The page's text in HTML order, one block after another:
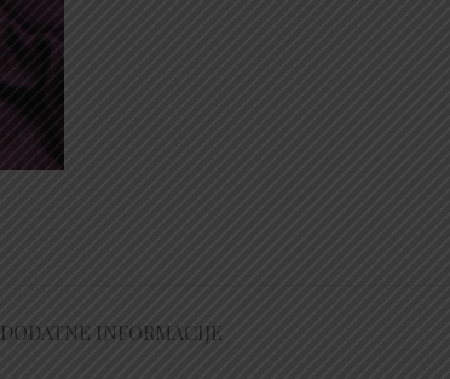
DODATNE INFORMACIJE